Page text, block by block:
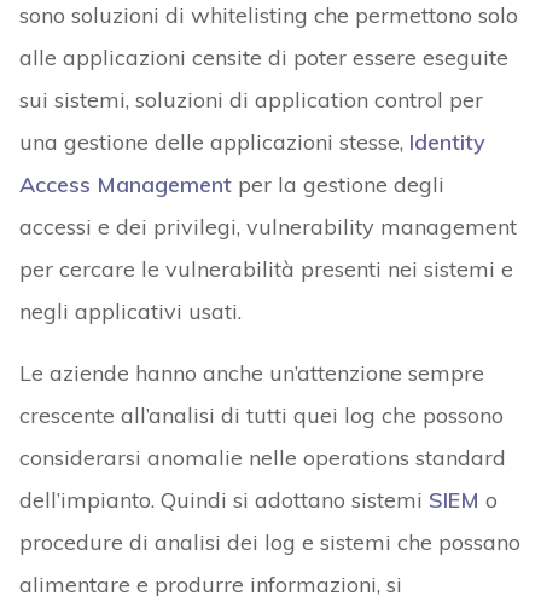
sono soluzioni di whitelisting che permettono solo
alle applicazioni censite di poter essere eseguite
sui sistemi, soluzioni di application control per
una gestione delle applicazioni stesse, Identity
Access Managementper la gestione degli
accessi e dei privilegi, vulnerability management
per cercare le vulnerabilità presenti nei sistemi e
negli applicativi usati.
Le aziende hanno anche un’attenzione sempre
crescente all’analisi di tutti quei log che possono
considerarsi anomalie nelle operations standard
dell’impianto. Quindi si adottano sistemi SIEM o
procedure di analisi dei log e sistemi che possano
alimentare e produrre informazioni, si